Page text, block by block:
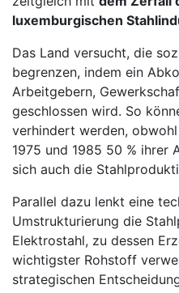
luxemburgischen
Das Land versucht, die
begrenzen, indem ein
Arbeitgebern,
geschlossen wird. So
verhindert werden,
1975 und 1985 50 % ihrer
sich auch die
Parallel dazu lenkt eine
Umstrukturierung die
Elektrostahl, zu dessen
wichtigster Rohstoff
strategischen